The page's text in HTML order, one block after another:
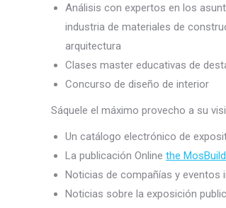
Análisis con expertos en los
industria de materiales de
arquitectura
Clases master educativas de
Concurso de diseño de interior
Sáquele el máximo provecho a su
Un catálogo electrónico de
La publicación Online the
Noticias de compañías y eventos
Noticias sobre la exposición